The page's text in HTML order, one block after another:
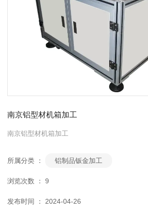
南京铝型材机箱加工
南京铝型材机箱加工
所属分类 ： 铝制品钣金加工
浏览次数 ： 9
发布时间 ： 2024-04-26